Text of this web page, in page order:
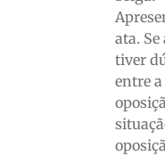
ata. Se
tiver
entre a